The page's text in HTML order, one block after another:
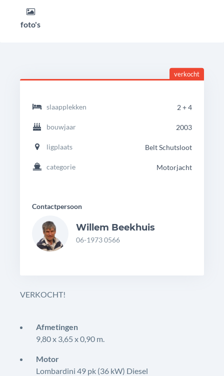
foto's
headingdetails
Heechvlet
Classic
verkocht
slaapplekken 2 + 4
bouwjaar 2003
ligplaats Belt Schutsloot
categorie Motorjacht
Contactpersoon
Willem Beekhuis
06-1973 0566
VERKOCHT!
Afmetingen
9,80 x 3,65 x 0,90 m.
Motor
Lombardini 49 pk (36 kW) Diesel